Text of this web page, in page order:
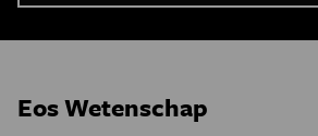
Eos Wetenschap